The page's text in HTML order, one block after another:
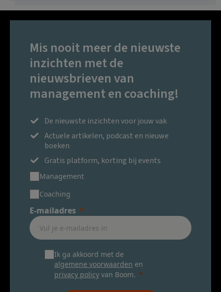
Mis nooit meer de nieuwste
inzichten met de
nieuwsbrieven van
management en coaching!
De nieuwste inzichten voor jouw vak
Actuele artikelen, podcast en nieuwe
boeken
Gratis platform, korting bij events
Management
Coaching
E-mailadres
Ik ga akkoord met de
algemene voorwaarden en
privacy policy van Boom.